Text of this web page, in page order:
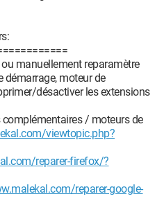
manuellement reparamètre
démarrage, moteur de
désactiver les extensions
/ moteurs de
viewtopic.php?
reparer-firefox/?
reparer-google-